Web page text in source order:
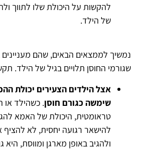
להקשות על היכולת שלו לתווך
של הילד.
נמשיך לממצאים הבאים, שהם
שגורמי החוסן תלויים בגיל של הילד.
אצל הילדים הצעירים יכולת
שימשה כגורם חוסן. כשהילד או
טראומטית, היכולת של האמא
להישאר רגועה יחסית, לא
ולהגיב באופן מארגן ומווסת, היא